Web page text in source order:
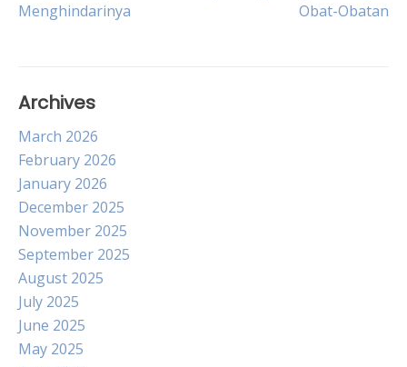
navigation
Menghindarinya
Obat-Obatan
Archives
March 2026
February 2026
January 2026
December 2025
November 2025
September 2025
August 2025
July 2025
June 2025
May 2025